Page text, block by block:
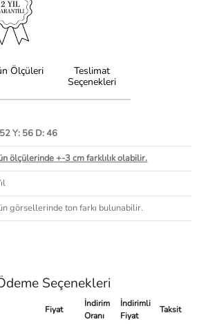
Ölçüleri
Teslimat
Seçenekleri
Y: 56 D: 46
ölçülerinde +-3 cm farklılık olabilir.
görsellerinde ton farkı bulunabilir.
Seçenekleri
Fiyat
İndirim
Oranı
İndirimli
Fiyat
Taksit